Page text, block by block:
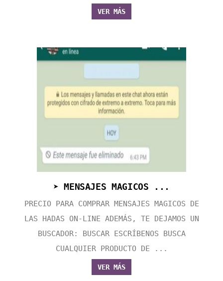
VER MÁS
➤ MENSAJES MAGICOS ...
PRECIO PARA COMPRAR MENSAJES MAGICOS DE
LAS HADAS ON-LINE ADEMÁS, TE DEJAMOS UN
BUSCADOR: BUSCAR ESCRÍBENOS BUSCA
CUALQUIER PRODUCTO DE ...
VER MÁS